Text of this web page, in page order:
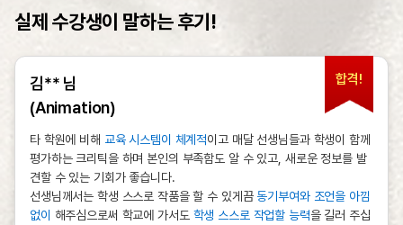
실제 수강생이 말하는 후기!
김** 님
(Animation)
합격!
타 학원에 비해 교육 시스템이 체계적이고 매달 선생님들과 학생이 함께
평가하는 크리틱을 하며 본인의 부족함도 알 수 있고, 새로운 정보를 발
견할 수 있는 기회가 좋습니다.
선생님께서는 학생 스스로 작품을 할 수 있게끔 동기부여와 조언을 아낌
없이 해주심으로써 학교에 가서도 학생 스스로 작업할 능력을 길러 주십